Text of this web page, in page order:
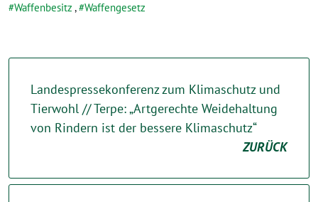
Waffenbesitz , Waffengesetz
Landespressekonferenz zum Klimaschutz und
Tierwohl // Terpe: „Artgerechte Weidehaltung
von Rindern ist der bessere Klimaschutz“
ZURÜCK